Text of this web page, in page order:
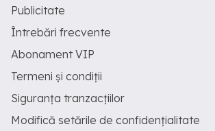
Publicitate
Întrebări frecvente
Abonament VIP
Termeni și condiții
Siguranța tranzacțiilor
Modifică setările de confidențialitate